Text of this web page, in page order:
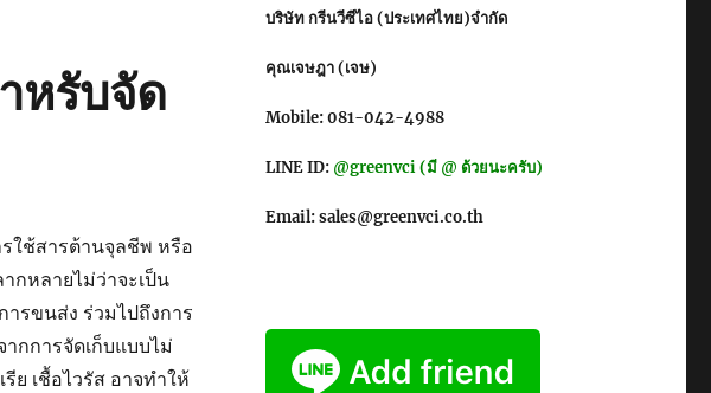
หรับจัด
ใช้สารต้านจุลชีพ หรือ
กหลายไม่ว่าจะเป็น
รขนส่ง ร่วมไปถึงการ
กการจัดเก็บแบบไม่
ย เชื้อไวรัส อาจทำให้
บริษัท กรีนวีซีไอ (ประเทศไทย)จำกัด
คุณเจษฎา (เจษ)
Mobile: 081-042-4988
LINE ID: @greenvci (มี @ ด้วยนะครับ)
Email: sales@greenvci.co.th